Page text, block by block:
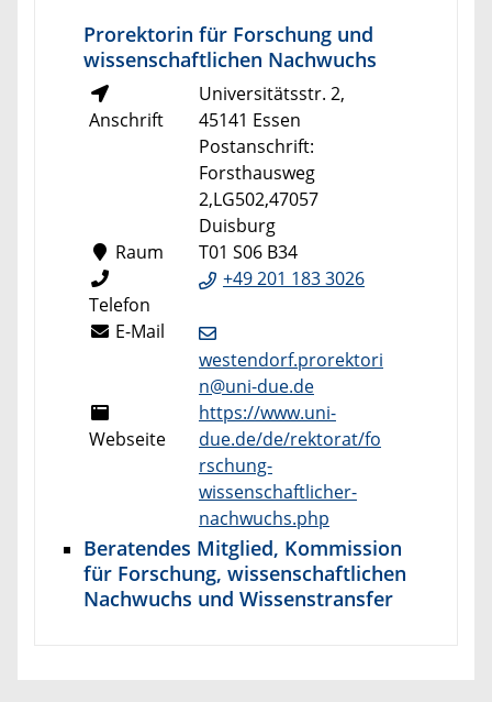
Prorektorin für Forschung und
wissenschaftlichen Nachwuchs
Anschrift
Universitätsstr. 2,
45141 Essen
Postanschrift:
Forsthausweg
2,LG502,47057
Duisburg
Raum
T01 S06 B34
Telefon
+49 201 183 3026
E-Mail
westendorf.prorektori
n@uni-due.de
Webseite
https://www.uni-
due.de/de/rektorat/fo
rschung-
wissenschaftlicher-
nachwuchs.php
Beratendes Mitglied, Kommission
für Forschung, wissenschaftlichen
Nachwuchs und Wissenstransfer